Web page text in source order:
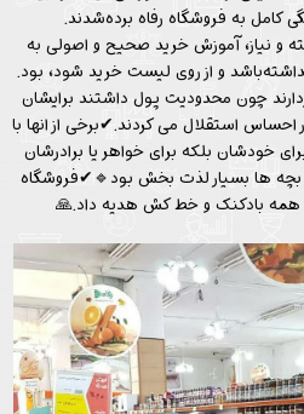
کامل به فروشگاه رفاه برده‌شدند.
و نیاز، آموزش خرید صحیح و اصولی به
و از روی لیست خرید شود، بود.
چون محدودیت پول داشتند برایشان
استقلال می کردند.✔برخی از انها با
خودشان بلکه برای خواهر یا برادرشان
بچه ها بسیار لذت بخش بود🔹✔فروشگاه
همه بادکنک و خط کش هدیه داد.🙏